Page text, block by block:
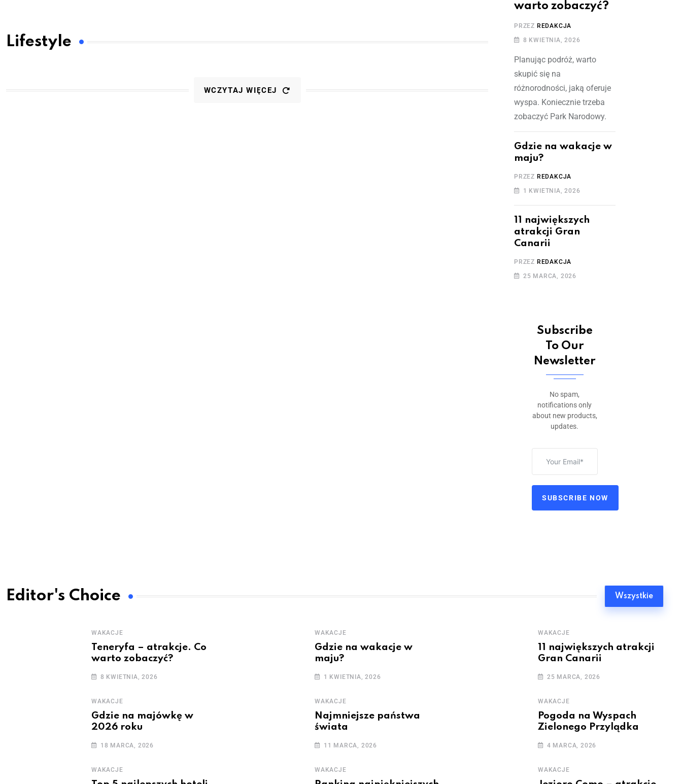
Lifestyle
WCZYTAJ WIĘCEJ
warto zobaczyć?
PRZEZ REDAKCJA
8 KWIETNIA, 2026
Planując podróż, warto
skupić się na
różnorodności, jaką oferuje
wyspa. Koniecznie trzeba
zobaczyć Park Narodowy.
Gdzie na wakacje w
maju?
PRZEZ REDAKCJA
1 KWIETNIA, 2026
11 największych
atrakcji Gran
Canarii
PRZEZ REDAKCJA
25 MARCA, 2026
Subscribe
To Our
Newsletter
No spam,
notifications only
about new products,
updates.
SUBSCRIBE NOW
Editor's Choice Wszystkie
WAKACJE
Teneryfa – atrakcje. Co
warto zobaczyć?
8 KWIETNIA, 2026
WAKACJE
Gdzie na wakacje w
maju?
1 KWIETNIA, 2026
WAKACJE
11 największych atrakcji
Gran Canarii
25 MARCA, 2026
WAKACJE
Gdzie na majówkę w
2026 roku
18 MARCA, 2026
WAKACJE
Najmniejsze państwa
świata
11 MARCA, 2026
WAKACJE
Pogoda na Wyspach
Zielonego Przylądka
4 MARCA, 2026
WAKACJE WAKACJE WAKACJE